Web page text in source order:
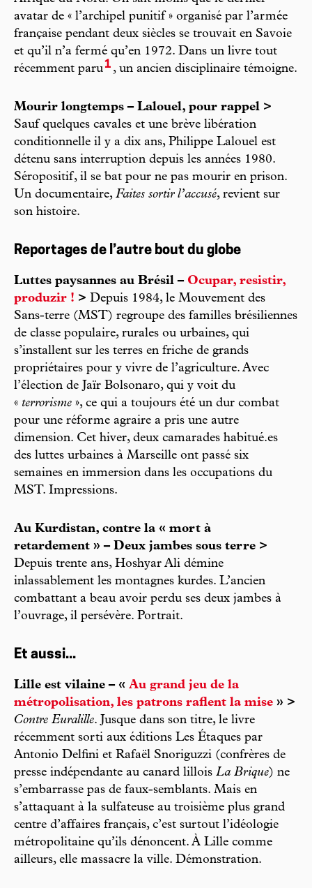
avatar de « l’archipel punitif » organisé par l’armée
française pendant deux siècles se trouvait en Savoie
et qu’il n’a fermé qu’en 1972. Dans un livre tout
récemment paru1 , un ancien disciplinaire témoigne.
Mourir longtemps – Lalouel, pour rappel >
Sauf quelques cavales et une brève libération
conditionnelle il y a dix ans, Philippe Lalouel est
détenu sans interruption depuis les années 1980.
Séropositif, il se bat pour ne pas mourir en prison.
Un documentaire, Faites sortir l’accusé, revient sur
son histoire.
Reportages de l’autre bout du globe
Luttes paysannes au Brésil – Ocupar, resistir,
produzir ! > Depuis 1984, le Mouvement des
Sans-terre (MST) regroupe des familles brésiliennes
de classe populaire, rurales ou urbaines, qui
s’installent sur les terres en friche de grands
propriétaires pour y vivre de l’agriculture. Avec
l’élection de Jaïr Bolsonaro, qui y voit du
« terrorisme », ce qui a toujours été un dur combat
pour une réforme agraire a pris une autre
dimension. Cet hiver, deux camarades habitué.es
des luttes urbaines à Marseille ont passé six
semaines en immersion dans les occupations du
MST. Impressions.
Au Kurdistan, contre la « mort à
retardement » – Deux jambes sous terre >
Depuis trente ans, Hoshyar Ali démine
inlassablement les montagnes kurdes. L’ancien
combattant a beau avoir perdu ses deux jambes à
l’ouvrage, il persévère. Portrait.
Et aussi...
Lille est vilaine – « Au grand jeu de la
métropolisation, les patrons raflent la mise » >
Contre Euralille. Jusque dans son titre, le livre
récemment sorti aux éditions Les Étaques par
Antonio Delfini et Rafaël Snoriguzzi (confrères de
presse indépendante au canard lillois La Brique) ne
s’embarrasse pas de faux-semblants. Mais en
s’attaquant à la sulfateuse au troisième plus grand
centre d’affaires français, c’est surtout l’idéologie
métropolitaine qu’ils dénoncent. À Lille comme
ailleurs, elle massacre la ville. Démonstration.